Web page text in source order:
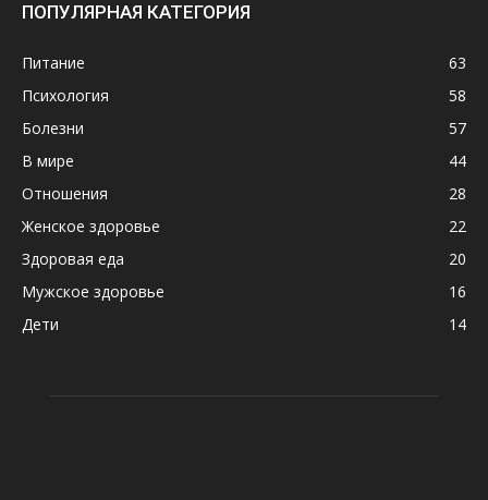
ПОПУЛЯРНАЯ КАТЕГОРИЯ
Питание
63
Психология
58
Болезни
57
В мире
44
Отношения
28
Женское здоровье
22
Здоровая еда
20
Мужское здоровье
16
Дети
14